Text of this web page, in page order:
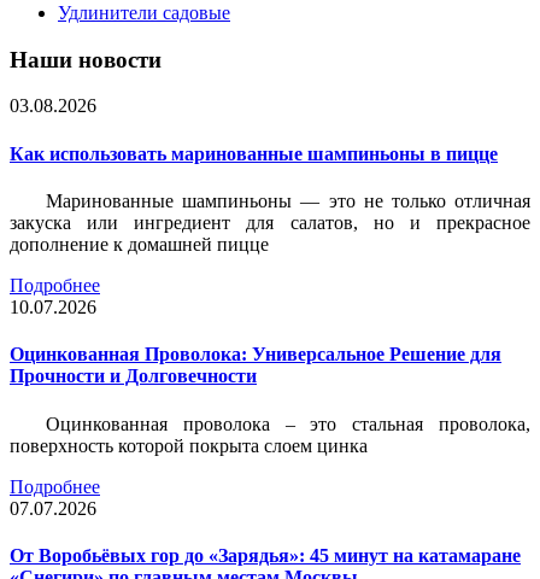
Удлинители садовые
Наши новости
03.08.2026
Как использовать маринованные шампиньоны в пицце
Маринованные шампиньоны — это не только отличная
закуска или ингредиент для салатов, но и прекрасное
дополнение к домашней пицце
Подробнее
10.07.2026
Оцинкованная Проволока: Универсальное Решение для
Прочности и Долговечности
Оцинкованная проволока – это стальная проволока,
поверхность которой покрыта слоем цинка
Подробнее
07.07.2026
От Воробьёвых гор до «Зарядья»: 45 минут на катамаране